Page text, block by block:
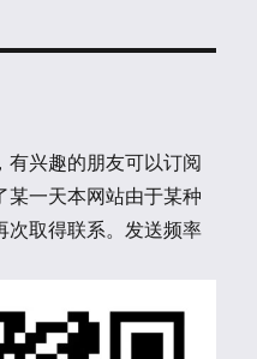
有兴趣的朋友可以订阅
某一天本网站由于某种
次取得联系。发送频率